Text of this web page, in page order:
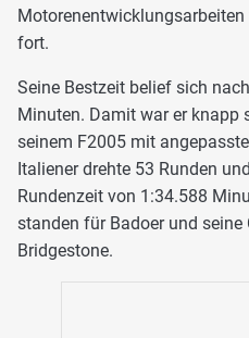
fort.
Seine Bestzeit belief sich
Minuten. Damit war er knapp
seinem F2005 mit
Italiener drehte 53 Runden
Rundenzeit von 1:34.588
standen für Badoer und seine
Bridgestone.